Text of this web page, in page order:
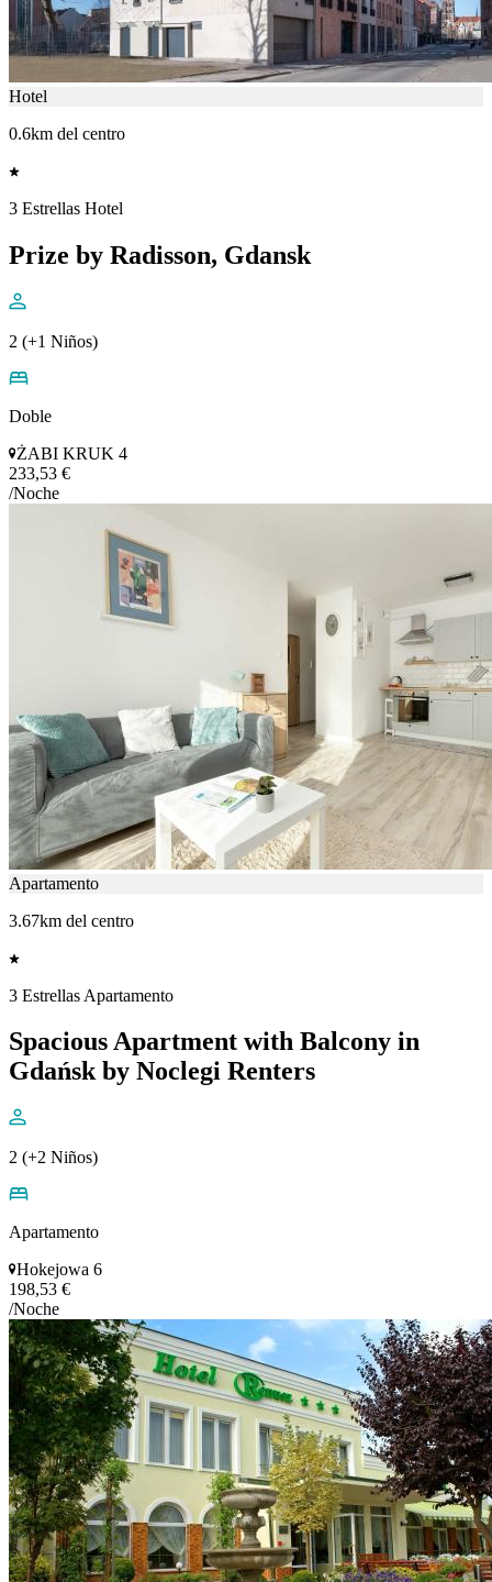
Hotel
0.6km del centro
3 Estrellas Hotel
Prize by Radisson, Gdansk
2 (+1 Niños)
Doble
ŻABI KRUK 4
233,53 €
/Noche
Apartamento
3.67km del centro
3 Estrellas Apartamento
Spacious Apartment with Balcony in
Gdańsk by Noclegi Renters
2 (+2 Niños)
Apartamento
Hokejowa 6
198,53 €
/Noche